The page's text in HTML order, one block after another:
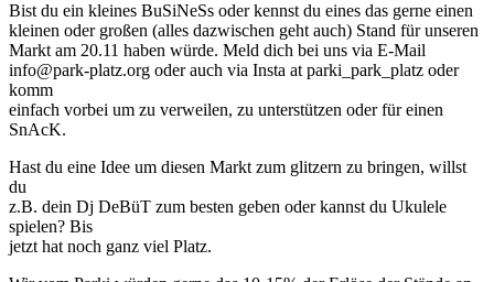
Bist du ein kleines BuSiNeSs oder kennst du eines das gerne einen
kleinen oder großen (alles dazwischen geht auch) Stand für unseren
Markt am 20.11 haben würde. Meld dich bei uns via E-Mail
info@park-platz.org oder auch via Insta at parki_park_platz oder
komm
einfach vorbei um zu verweilen, zu unterstützen oder für einen
SnAcK.
Hast du eine Idee um diesen Markt zum glitzern zu bringen, willst
du
z.B. dein Dj DeBüT zum besten geben oder kannst du Ukulele
spielen? Bis
jetzt hat noch ganz viel Platz.